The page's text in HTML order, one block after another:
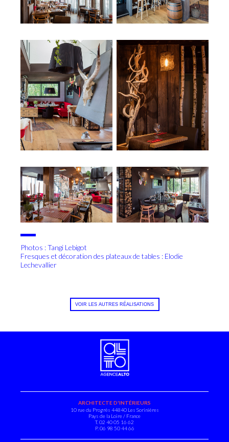
Photos : Tangi Lebigot
Fresques et décoration des plateaux de tables : Elodie
Lechevallier
VOIR LES AUTRES RÉALISATIONS
ARCHITECTE D'INTÉRIEURS
10 rue du Progrès 44840 Les Sorinières
Pays de la Loire / France
T. 02 40 05 16 62
P. 06 98 50 44 66